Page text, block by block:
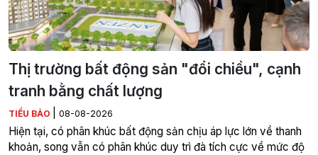
Thị trường bất động sản "đổi chiều", cạnh
tranh bằng chất lượng
TIỂU BẢO 08-08-2026
Hiện tại, có phân khúc bất động sản chịu áp lực lớn về thanh
khoản, song vẫn có phân khúc duy trì đà tích cực về mức độ